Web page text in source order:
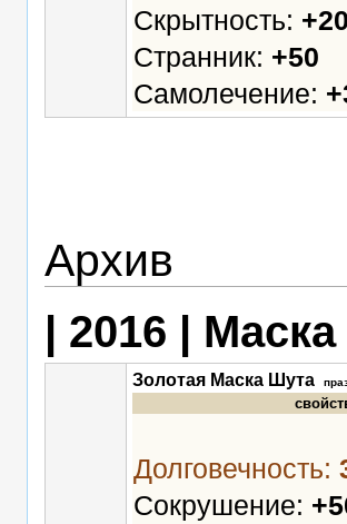
Скрытность:
Странник: +50
Самолечение:
Архив
| 2016 |
Золотая Маска Шута
Долговечность:
Сокрушение: